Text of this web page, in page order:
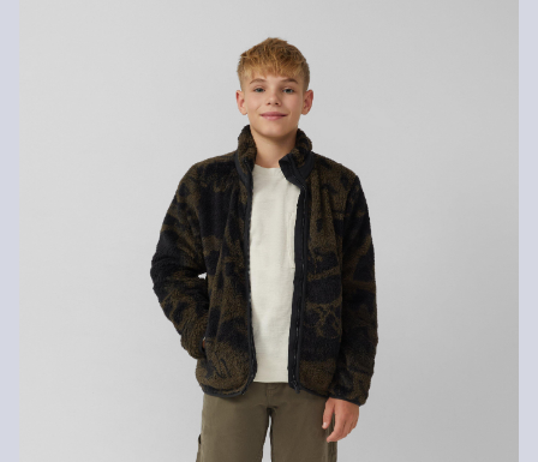
Niet bleken met chloor
Geen chemische reiniging mogelijk
Normaal wasprogramma 40 °C
Matig heet strijken
Drogen met een gematigde thermische belasting
Door het gebruik van biologische vezels ondersteunen wij de
winning van natuurlijke vezels uit gecontroleerde biologische teelt.
Je kunt je artikelen binnen 14 dagen gratis aan ons retourneren.
Als je onze s.Oliver Card hebt, kun je artikelen zelfs binnen 30
dagen gratis retourneren.